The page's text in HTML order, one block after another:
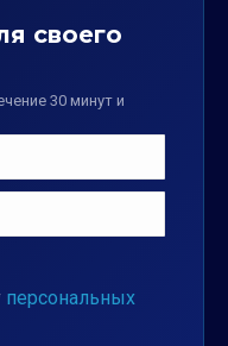
своего
30 минут и
персональных